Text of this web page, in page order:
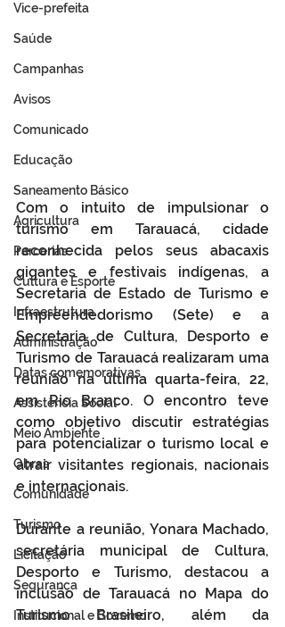
Vice-prefeita
Saúde
Campanhas
Avisos
Comunicado
Educação
Saneamento Básico
Agricultura
Parcerias
Cultura e Esporte
Infraestrutura
Administração
Datas comemorativas
Assistência Social
Meio Ambiente
Obras
Comunidade
Turismo
Licitação
Segurança
Institucional e Governo
Com o intuito de impulsionar o
turismo em Tarauacá, cidade
reconhecida pelos seus abacaxis
gigantes e festivais indígenas, a
Secretaria de Estado de Turismo e
Empreendedorismo (Sete) e a
Secretaria de Cultura, Desporto e
Turismo de Tarauacá realizaram uma
reunião na última quarta-feira, 22,
em Rio Branco. O encontro teve
como objetivo discutir estratégias
para potencializar o turismo local e
atrair visitantes regionais, nacionais
e internacionais.
Durante a reunião, Yonara Machado,
secretária municipal de Cultura,
Desporto e Turismo, destacou a
inclusão de Tarauacá no Mapa do
Turismo Brasileiro, além da